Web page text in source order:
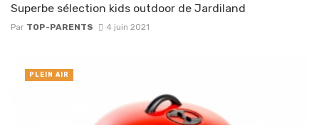
Superbe sélection kids outdoor de Jardiland
Par TOP-PARENTS 4 juin 2021
PLEIN AIR